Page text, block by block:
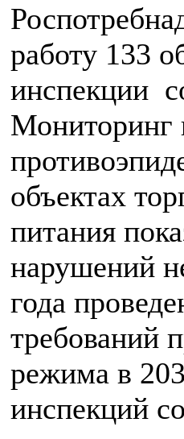
работу 133
инспекции
Мониторинг
объектах
питания
нарушений
года
требований
режима в
инспекций